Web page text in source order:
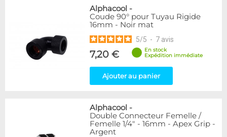
Alphacool -
Coude 90° pour Tuyau Rigide
16mm - Noir mat
5/5 - 7 avis
7,20 €
En stock
Expédition immédiate
Ajouter au panier
Alphacool -
Double Connecteur Femelle /
Femelle 1/4" - 16mm - Apex Grip -
Argent